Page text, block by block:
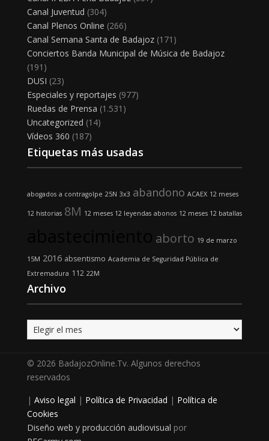
Canal Juventud (304)
Canal Plenos Online (266)
Canal Semana Santa de Badajoz(171)
Conciertos Banda Municipal de Música de Badajoz
(191)
DUSI (23)
Especiales y reportajes (977)
Ruedas de Prensa (1.531)
Uncategorized (14)
Vídeos 360 (187)
Etiquetas más usadas
abogados a contragolpe 25N 3x3 abandono ACAEX 12 meses
12 historias 8M 12 meses 12 leyendas abonos 12 meses 12 batallas
aborto 19 de marzo
15M 2016 absentismo Academia de Seguridad Pública de
Extremadura 112 22M
Archivo
Archivo
© 2026 BadajozOnline.Tv. Algunos derechos
reservados
| Aviso legal | Política de Privacidad | Política de
Cookies
Diseño web y producción audiovisual por